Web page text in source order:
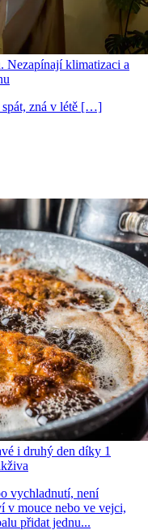
Nezapínají klimatizaci a
spát, zná v létě […]
i druhý den díky 1
vychladnutí, není
v mouce nebo ve vejci,
přidat jednu...